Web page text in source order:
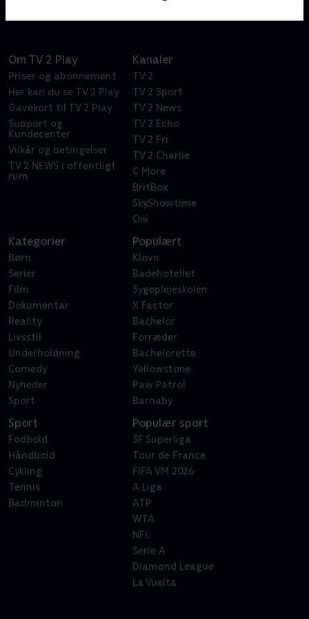
Om TV 2 Play
Priser og abonnement
Her kan du se TV 2 Play
Gavekort til TV 2 Play
Support og
Kundecenter
Vilkår og betingelser
TV 2 NEWS i offentligt
rum
Kanaler
TV 2
TV 2 Sport
TV 2 News
TV 2 Echo
TV 2 Fri
TV 2 Charlie
C More
BritBox
SkyShowtime
Oiii
Kategorier
Børn
Serier
Film
Dokumentar
Reality
Livsstil
Underholdning
Comedy
Nyheder
Sport
Populært
Klovn
Badehotellet
Sygeplejeskolen
X Factor
Bachelor
Forræder
Bachelorette
Yellowstone
Paw Patrol
Barnaby
Sport
Fodbold
Håndbold
Cykling
Tennis
Badminton
Populær sport
3F Superliga
Tour de France
FIFA VM 2026
A Liga
ATP
WTA
NFL
Serie A
Diamond League
La Vuelta